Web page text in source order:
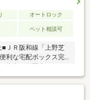
オートロック
ペット相談可
■ＪＲ阪和線「上野芝
利な宅配ボックス完